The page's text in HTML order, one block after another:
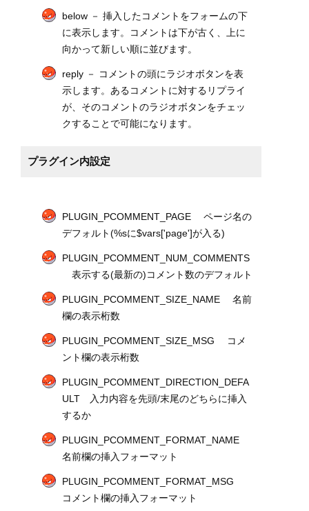
below － 挿入したコメントをフォームの下
に表示します。コメントは下が古く、上に
向かって新しい順に並びます。
reply － コメントの頭にラジオボタンを表
示します。あるコメントに対するリプライ
が、そのコメントのラジオボタンをチェッ
クすることで可能になります。
プラグイン内設定
PLUGIN_PCOMMENT_PAGE ページ名の
デフォルト(%sに$vars['page']が入る)
PLUGIN_PCOMMENT_NUM_COMMENTS
表示する(最新の)コメント数のデフォルト
PLUGIN_PCOMMENT_SIZE_NAME 名前
欄の表示桁数
PLUGIN_PCOMMENT_SIZE_MSG コメ
ント欄の表示桁数
PLUGIN_PCOMMENT_DIRECTION_DEFA
ULT 入力内容を先頭/末尾のどちらに挿入
するか
PLUGIN_PCOMMENT_FORMAT_NAME
名前欄の挿入フォーマット
PLUGIN_PCOMMENT_FORMAT_MSG
コメント欄の挿入フォーマット